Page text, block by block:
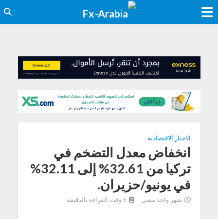
الاخبار الاقتصادية
انخفاض معدل التضخم في
تركيا من 32.61% إلى 32.11%
في يونيو/حزيران.
شهر واحد مضى 5 وقت القراءة بالدقيقة